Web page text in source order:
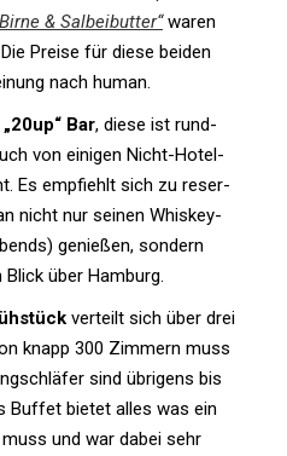
& Sal­bei­butter“waren
Preise für diese beiden
nach human.
Bar, diese ist rund­
von einigen Nicht-Hotel-
Es emp­fiehlt sich zu reser­
nicht nur seinen Whiskey-
genießen, son­dern
über Hamburg.
ver­teilt sich über drei
knapp 300 Zim­mern muss
sind übri­gens bis
Buffet bietet alles was ein
und war dabei sehr